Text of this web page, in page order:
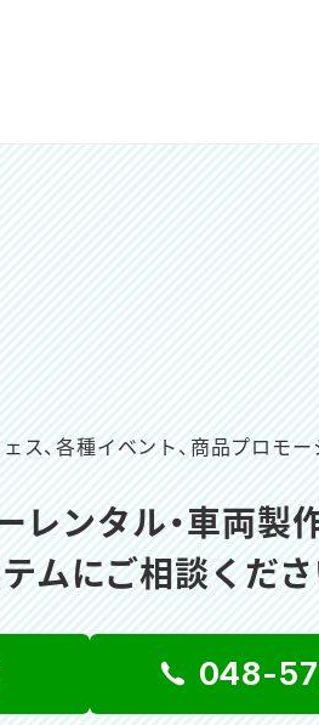
ス、各種イベント、商品プロモ
レンタル・車両製
ムにご相談くだ
048-